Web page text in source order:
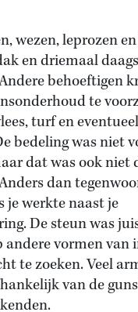
wezen, leprozen
en driemaal
behoeftigen
te
turf en
bedeling was niet
dat was ook niet
dan
je werkte naast je
De steun was
andere vormen van
te zoeken. Veel
van de